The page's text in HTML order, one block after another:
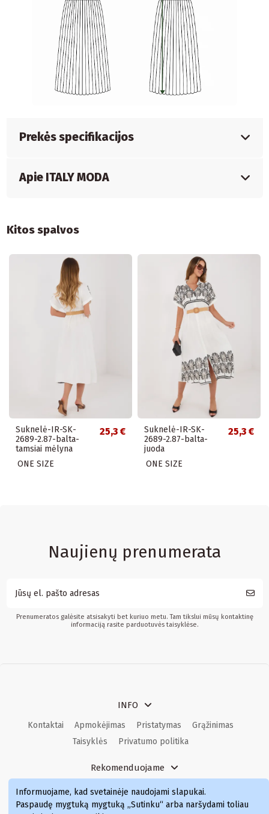
Prekės specifikacijos
Apie ITALY MODA
Kitos spalvos
Suknelė-IR-SK-
2689-2.87-balta-
tamsiai mėlyna
25,3 €
ONE SIZE
Suknelė-IR-SK-
2689-2.87-balta-
juoda
25,3 €
ONE SIZE
Naujienų prenumerata
Prenumeratos galėsite atsisakyti bet kuriuo metu. Tam tikslui mūsų kontaktinę
informaciją rasite parduotuvės taisyklėse.
INFO
Kontaktai Apmokėjimas Pristatymas
Grąžinimas
Taisyklės
Privatumo politika
Rekomenduojame
Kvepalai Kvepalai moterims
Kvepalai vyrams
Kvepalai moterims
Kvepalai
Informuojame, kad svetainėje naudojami slapukai.
Paspaudę mygtuką mygtuką „Sutinku“ arba naršydami toliau